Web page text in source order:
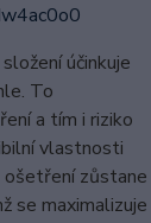
účinkuje
To
a tím i riziko
vlastnosti
ošetření zůstane
se maximalizuje